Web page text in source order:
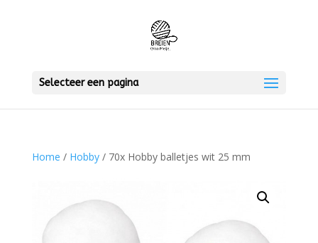
Selecteer een pagina
Home / Hobby/ 70x Hobby balletjes wit 25 mm